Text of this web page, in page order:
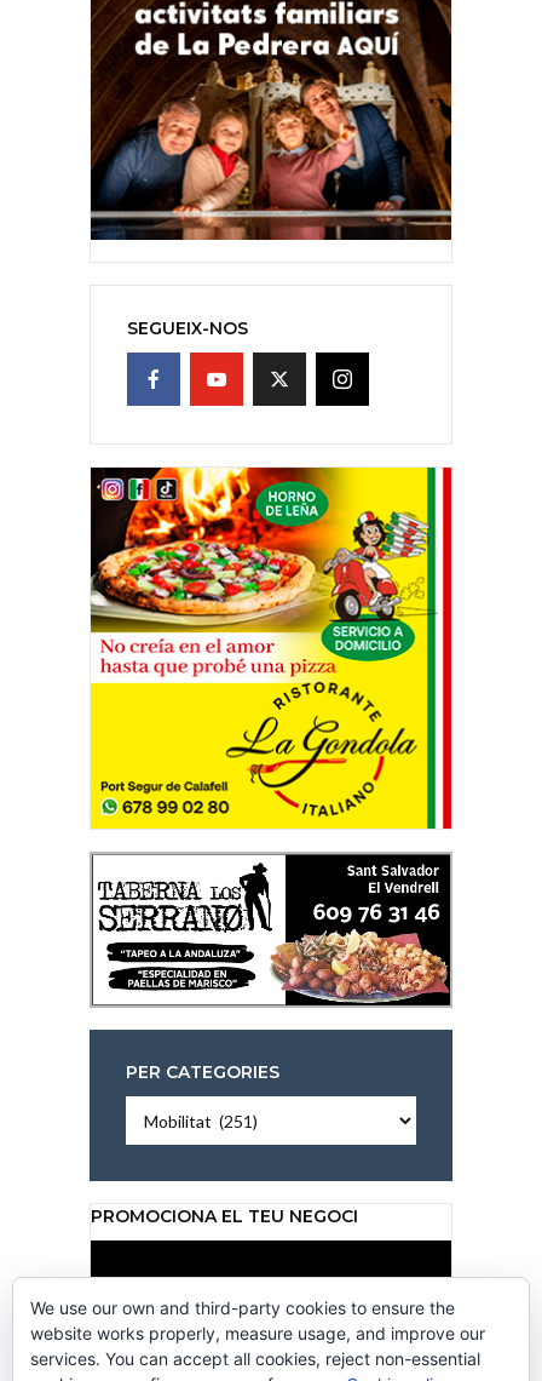
SEGUEIX-NOS
PER CATEGORIES
categories
PROMOCIONA EL TEU NEGOCI
de
vídeo
We use our own and third-party cookies to ensure the
website works properly, measure usage, and improve our
services. You can accept all cookies, reject non-essential